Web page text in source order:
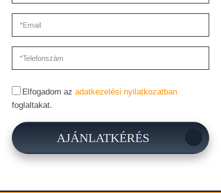
Elfogadom az adatkezelési nyilatkozatban
foglaltakat.
AJÁNLATKÉRÉS